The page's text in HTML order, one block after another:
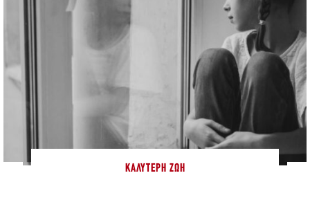
ΚΑΛΎΤΕΡΗ ΖΩΉ